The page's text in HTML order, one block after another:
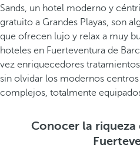
Sands, un hotel moderno y
gratuito a Grandes Playas, son
que ofrecen lujo y relax a muy
hoteles en Fuerteventura de
vez enriquecedores
sin olvidar los modernos
complejos, totalmente
Conocer la